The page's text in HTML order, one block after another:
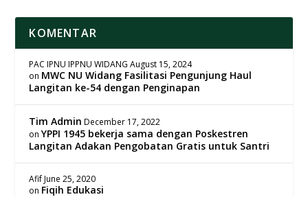
KOMENTAR
PAC IPNU IPPNU WIDANG August 15, 2024
on MWC NU Widang Fasilitasi Pengunjung Haul
Langitan ke-54 dengan Penginapan
Tim Admin December 17, 2022
onYPPI 1945 bekerja sama dengan Poskestren
Langitan Adakan Pengobatan Gratis untuk Santri
Afif June 25, 2020
on Fiqih Edukasi